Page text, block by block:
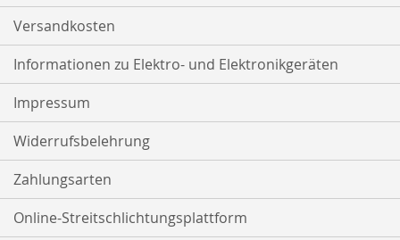
Versandkosten
Informationen zu Elektro- und Elektronikgeräten
Impressum
Widerrufsbelehrung
Zahlungsarten
Online-Streitschlichtungsplattform